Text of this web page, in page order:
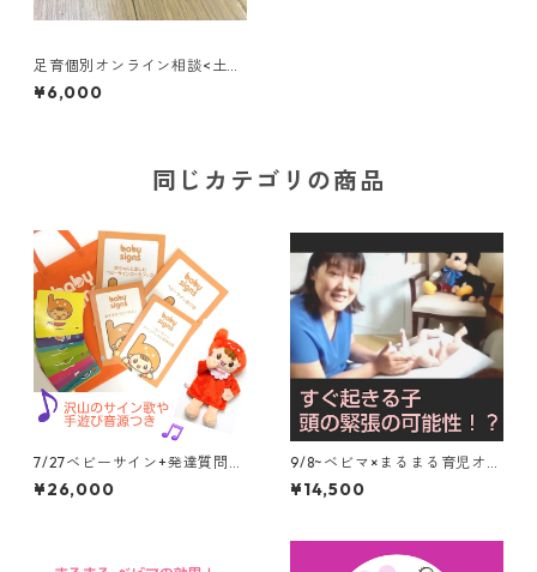
足育個別オンライン相談<土日
も対応可> ベビーの靴選び大
切なポイントお伝えします
¥6,000
同じカテゴリの商品
7/27ベビーサイン+発達質問つ
き、講師2名で担当 オンライ
ン6回(月)コース+教材セット
¥26,000
9/8~ベビマ×まるまる育児オン
ライン3回コース オイル、毎
回録画、スリング動画つき
¥14,500